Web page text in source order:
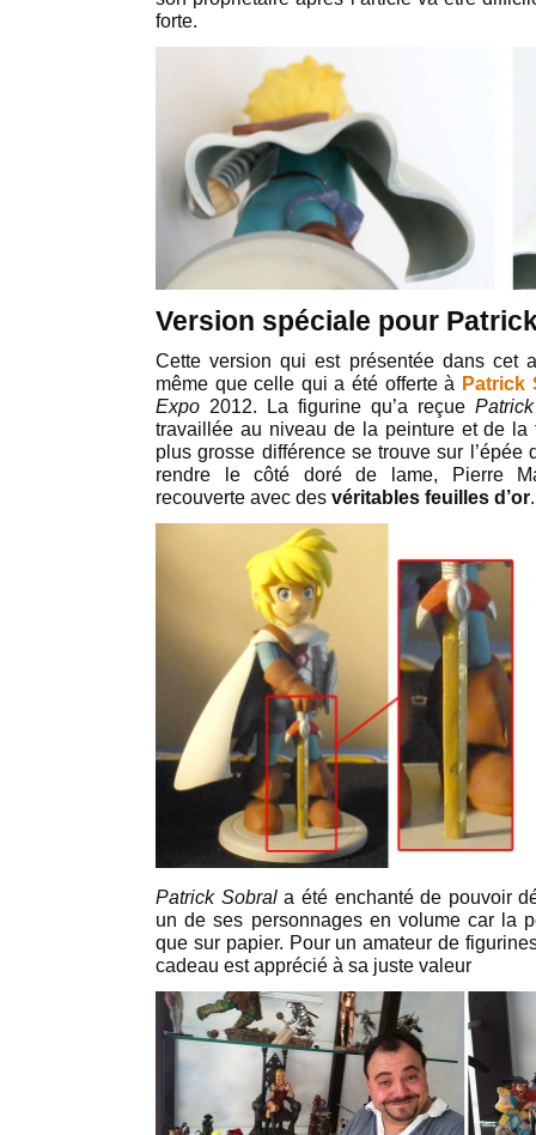
forte.
Version spéciale pour
Cette version qui est présentée dans cet
même que celle qui a été offerte à Patrick
Expo 2012. La figurine qu’a reçue
travaillée au niveau de la peinture et de la
plus grosse différence se trouve sur l’épée
rendre le côté doré de lame, Pierre
recouverte avec des véritables feuilles d’or.
Patrick Sobrala été enchanté de pouvoir
un de ses personnages en volume car la
que sur papier. Pour un amateur de
cadeau est apprécié à sa juste valeur